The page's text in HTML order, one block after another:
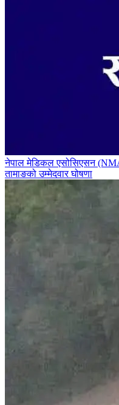
नेपाल मेडिकल एसोसिएसन
तामाङको उम्मेदवार घोषणा